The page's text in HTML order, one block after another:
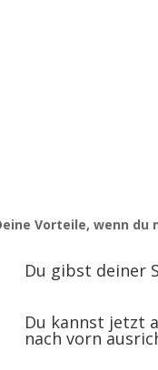
Vorteile, wenn
Du gibst deiner
Du kannst jetzt
nach vorn